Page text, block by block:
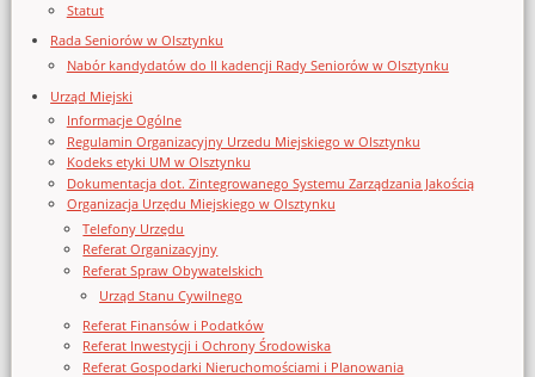
Statut
Rada Seniorów w Olsztynku
Nabór kandydatów do II kadencji Rady Seniorów w Olsztynku
Urząd Miejski
Informacje Ogólne
Regulamin Organizacyjny Urzedu Miejskiego w Olsztynku
Kodeks etyki UM w Olsztynku
Dokumentacja dot. Zintegrowanego Systemu Zarządzania Jakością
Organizacja Urzędu Miejskiego w Olsztynku
Telefony Urzędu
Referat Organizacyjny
Referat Spraw Obywatelskich
Urząd Stanu Cywilnego
Referat Finansów i Podatków
Referat Inwestycji i Ochrony Środowiska
Referat Gospodarki Nieruchomościami i Planowania